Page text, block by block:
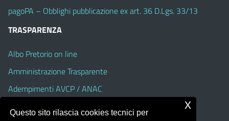
pagoPA – Obblighi pubblicazione ex art. 36 D.Lgs. 33/13
TRASPARENZA
Albo Pretorio on line
Amministrazione Trasparente
Adempimenti AVCP / ANAC
Questo sito rilascia cookies tecnici per
x